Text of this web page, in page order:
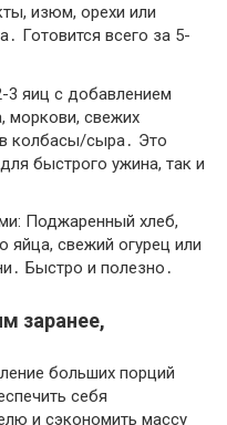
изюм, орехи или
Готовится всего за 5-
3 яиц с добавлением
моркови, свежих
колбасы/сыра․ Это
быстрого ужина, так и
Поджаренный хлеб,
яйца, свежий огурец или
Быстро и полезно․
заранее,
больших порций
себя
и сэкономить массу